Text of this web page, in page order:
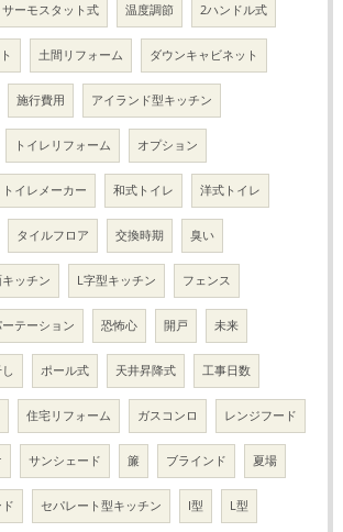
サーモスタット式 温度調節 2ハンドル式
土間リフォーム ダウンキャビネット
施行費用 アイランド型キッチン
トイレリフォーム オプション
トイレメーカー 和式トイレ 洋式トイレ
タイルフロア 交換時期 臭い
ッチン L字型キッチン フェンス
テーション 恐怖心 開戸 未来
ポール式 天井昇降式 工事日数
住宅リフォーム ガスコンロ レンジフード
サンシェード 簾 ブラインド 夏場
セパレート型キッチン I型 L型